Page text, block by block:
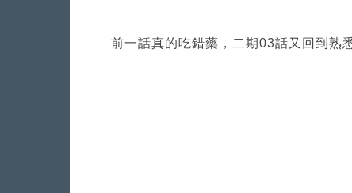
前一話真的吃錯藥，二期03話又回到熟